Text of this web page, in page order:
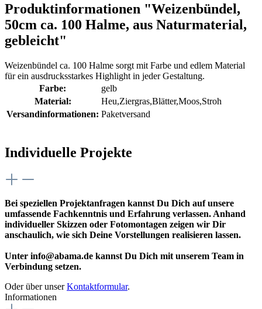
Produktinformationen "Weizenbündel,
50cm ca. 100 Halme, aus Naturmaterial,
gebleicht"
Weizenbündel ca. 100 Halme sorgt mit Farbe und edlem Material
für ein ausdrucksstarkes Highlight in jeder Gestaltung.
Farbe:
gelb
Material:
Heu,Ziergras,Blätter,Moos,Stroh
Versandinformationen: Paketversand
Individuelle Projekte
Bei speziellen Projektanfragen kannst Du Dich auf unsere
umfassende Fachkenntnis und Erfahrung verlassen. Anhand
individueller Skizzen oder Fotomontagen zeigen wir Dir
anschaulich, wie sich Deine Vorstellungen realisieren lassen.
Unter info@abama.de kannst Du Dich mit unserem Team in
Verbindung setzen.
Oder über unserKontaktformular.
Informationen